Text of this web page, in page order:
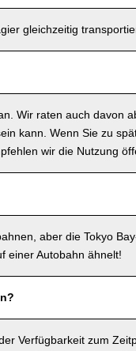
gleichzeitig
Wir raten auch davon
kann. Wenn Sie zu
wir die Nutzung
aber die Tokyo
einer Autobahn ähnelt!
Verfügbarkeit zum